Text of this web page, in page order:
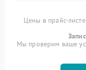
Цены в прайс-
Мы проверим ваше